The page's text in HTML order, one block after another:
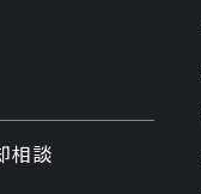
相談